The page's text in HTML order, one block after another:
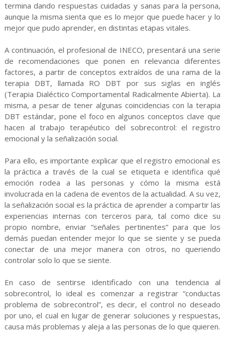
termina dando respuestas cuidadas y sanas para la persona,
aunque la misma sienta que es lo mejor que puede hacer y lo
mejor que pudo aprender, en distintas etapas vitales.
A continuación, el profesional de INECO, presentará una serie
de recomendaciones que ponen en relevancia diferentes
factores, a partir de conceptos extraídos de una rama de la
terapia DBT, llamada RO DBT por sus siglas en inglés
(Terapia Dialéctico Comportamental Radicalmente Abierta). La
misma, a pesar de tener algunas coincidencias con la terapia
DBT estándar, pone el foco en algunos conceptos clave que
hacen al trabajo terapéutico del sobrecontrol: el registro
emocional y la señalización social.
Para ello, es importante explicar que el registro emocional es
la práctica a través de la cual se etiqueta e identifica qué
emoción rodea a las personas y cómo la misma está
involucrada en la cadena de eventos de la actualidad. A su vez,
la señalización social es la práctica de aprender a compartir las
experiencias internas con terceros para, tal como dice su
propio nombre, enviar “señales pertinentes” para que los
demás puedan entender mejor lo que se siente y se pueda
conectar de una mejor manera con otros, no queriendo
controlar solo lo que se siente.
En caso de sentirse identificado con una tendencia al
sobrecontrol, lo ideal es comenzar a registrar “conductas
problema de sobrecontrol”, es decir, el control no deseado
por uno, el cual en lugar de generar soluciones y respuestas,
causa más problemas y aleja a las personas de lo que quieren.